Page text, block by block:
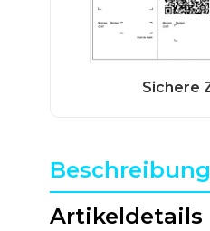
Beschreibung
Artikeldetails